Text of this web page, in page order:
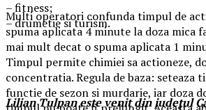
– fitness;
– drumetie si turism.
Lilian Tulpan este venit din județul
Multi operatori confunda timpul de
spuma aplicata 4 minute la doza mica
mai mult decat o spuma aplicata 1
Timpul permite chimiei sa actioneze,
concentratia. Regula de baza: seteaza
functie de sezon si murdarie, iar doza